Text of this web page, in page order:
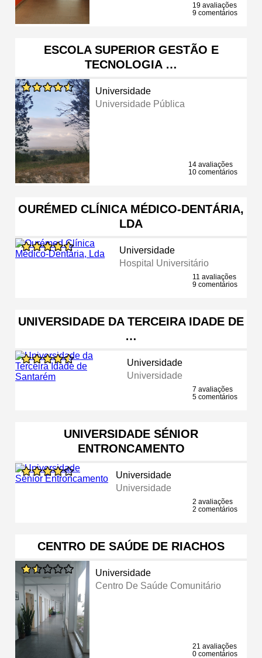
19 avaliações
9 comentários
ESCOLA SUPERIOR GESTÃO E
TECNOLOGIA …
Universidade
Universidade Pública
14 avaliações
10 comentários
OURÉMED CLÍNICA MÉDICO-DENTÁRIA,
LDA
Universidade
Hospital Universitário
11 avaliações
9 comentários
UNIVERSIDADE DA TERCEIRA IDADE DE
…
Universidade
Universidade
7 avaliações
5 comentários
UNIVERSIDADE SÉNIOR
ENTRONCAMENTO
Universidade
Universidade
2 avaliações
2 comentários
CENTRO DE SAÚDE DE RIACHOS
Universidade
Centro De Saúde Comunitário
21 avaliações
0 comentários